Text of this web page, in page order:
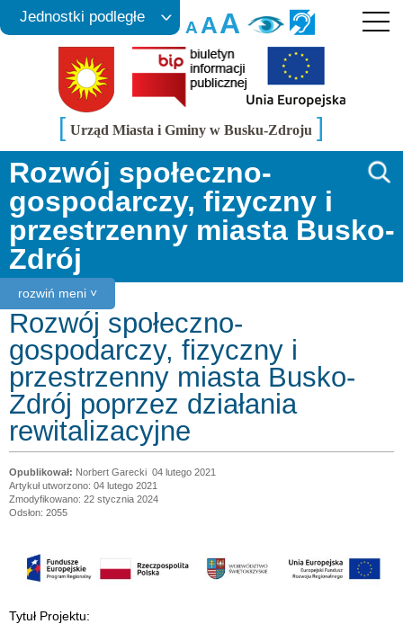
AAA
Jednostki podległe
[ Urząd Miasta i Gminy w Busku-Zdroju ]
rozwiń meni ˅
Rozwój społeczno-
gospodarczy, fizyczny i
przestrzenny miasta Busko-
Zdrój
Rozwój społeczno-
gospodarczy, fizyczny i
przestrzenny miasta Busko-
Zdrój poprzez działania
rewitalizacyjne
Norbert Garecki 04 lutego 2021
Artykuł utworzono: 04 lutego 2021
Zmodyfikowano: 22 stycznia 2024
Odsłon: 2055
Tytuł Projektu: